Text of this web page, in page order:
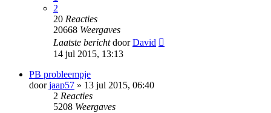
2
20 Reacties
20668 Weergaves
Laatste berichtdoorDavid
14 jul 2015, 13:13
PB probleempje
doorjaap57 » 13 jul 2015, 06:40
2 Reacties
5208 Weergaves